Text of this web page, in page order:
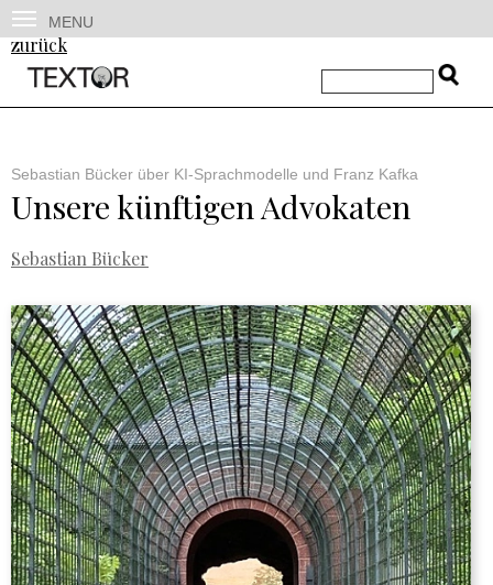
MENU
zurück
Sebastian Bücker über KI-Sprachmodelle und Franz Kafka
Unsere künftigen Advokaten
Sebastian Bücker